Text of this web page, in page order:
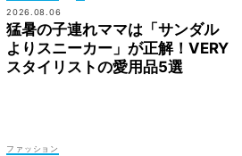
2026.08.06
猛暑の子連れママは「サンダル
よりスニーカー」が正解！VERY
スタイリストの愛用品5選
ファッション